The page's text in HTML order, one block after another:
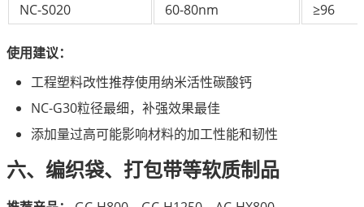
NC-S020
60-80nm ≥96
使用建议：
工程塑料改性推荐使用纳米活性碳酸钙
NC-G30粒径最细，补强效果最佳
添加量过高可能影响材料的加工性能和韧性
六、编织袋、打包带等软质制品